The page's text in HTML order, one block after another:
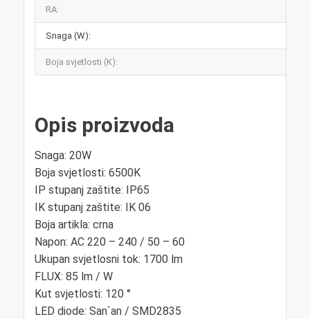
RA:
Snaga (W):
Boja svjetlosti (K):
Opis proizvoda
Snaga: 20W
Boja svjetlosti: 6500K
IP stupanj zaštite: IP65
IK stupanj zaštite: IK 06
Boja artikla: crna
Napon: AC 220 – 240 / 50 – 60
Ukupan svjetlosni tok: 1700 lm
FLUX: 85 lm / W
Kut svjetlosti: 120 °
LED diode: San`an / SMD2835